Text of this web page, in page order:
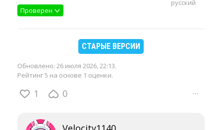
Проверен
русский
СТАРЫЕ ВЕРСИИ
Обновлено: 26 июля 2026, 22:13.
Рейтинг 5 на основе 1 оценки.
1 0 ···